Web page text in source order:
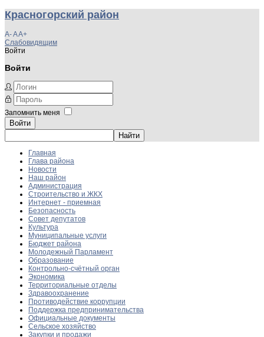
Красногорский район
A-AA+
Слабовидящим
Войти
Войти
Запомнить меня
Войти
Главная
Глава района
Новости
Наш район
Администрация
Строительство и ЖКХ
Интернет - приемная
Безопасность
Совет депутатов
Культура
Муниципальные услуги
Бюджет района
Молодежный Парламент
Образование
Контрольно-счётный орган
Экономика
Территориальные отделы
Здравоохранение
Противодействие коррупции
Поддержка предпринимательства
Официальные документы
Сельское хозяйство
Закупки и продажи